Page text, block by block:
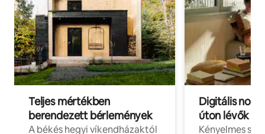
Teljes mértékben
berendezett bérlemények
A békés hegyi víkendházaktól
Digitális
úton lévők
Kényelmes